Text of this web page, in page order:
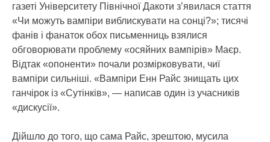
газеті Університету Північної Дакоти з’явилася стаття
«Чи можуть вампіри виблискувати на сонці?»; тисячі
фанів і фанаток обох письменниць взялися
обговорювати проблему «осяйних вампірів» Маєр.
Відтак «опоненти» почали розмірковувати, чиї
вампіри сильніші. «Вампіри Енн Райс знищать цих
ганчірок із «Сутінків», — написав один із учасників
«дискусії».
Дійшло до того, що сама Райс, зрештою, мусила